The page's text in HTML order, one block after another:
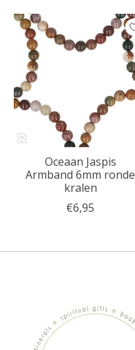
Oceaan Jaspis
Armband 6mm ronde
kralen
€6,95